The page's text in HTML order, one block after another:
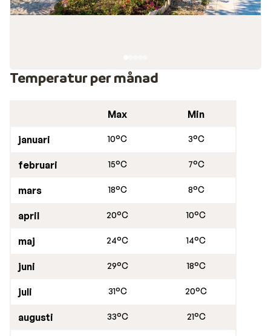
huvudvägen finns restauranger, barer, souvenirbutiker
Temperatur per månad
Max Min
januari 10°C 3°C
februari 15°C 7°C
mars 18°C 8°C
april 20°C 10°C
maj 24°C 14°C
juni 29°C 18°C
juli 31°C 20°C
augusti 33°C 21°C